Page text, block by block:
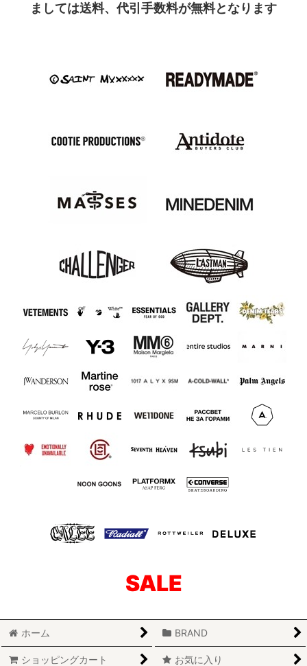
ましては送料、代引手数料が無料となります
SALE
ホーム BRAND
ショッピングカート お気に入り